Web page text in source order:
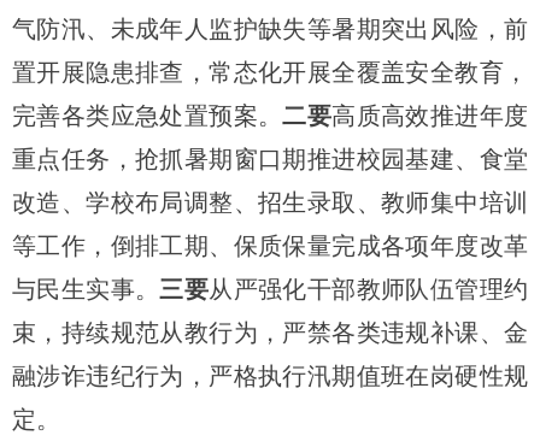
气防汛、未成年人监护缺失等暑期突出风险，前
置开展隐患排查，常态化开展全覆盖安全教育，
完善各类应急处置预案。二要高质高效推进年度
重点任务，抢抓暑期窗口期推进校园基建、食堂
改造、学校布局调整、招生录取、教师集中培训
等工作，倒排工期、保质保量完成各项年度改革
与民生实事。 三要从严强化干部教师队伍管理约
束，持续规范从教行为，严禁各类违规补课、金
融涉诈违纪行为，严格执行汛期值班在岗硬性规
定。